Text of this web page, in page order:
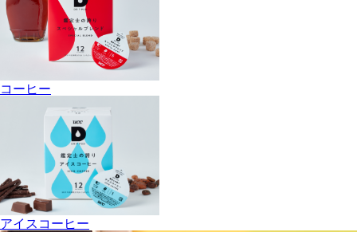
コーヒー
アイスコーヒー